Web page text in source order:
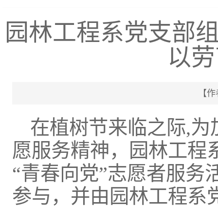
园林工程系党支部
以
【
在植树节来临之际,
愿服务精神，园林工程
“青春向党”志愿者服务
参与，并由园林工程系